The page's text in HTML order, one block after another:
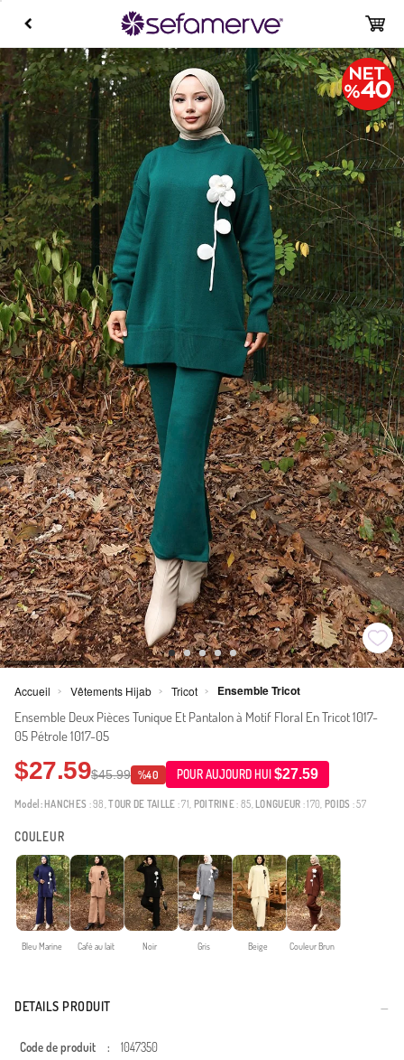
Accueil > Vêtements Hijab > Tricot > Ensemble Tricot
Ensemble Deux Pièces Tunique Et Pantalon à Motif Floral En Tricot 1017-
05 Pétrole 1017-05
$27.59$45.99 %40 POUR AUJOURD HUI $27.59
Model: HANCHES : 98,TOUR DE TAILLE : 71, POITRINE: 85, LONGUEUR : 170, POIDS : 57
COULEUR
Bleu Marine Café au lait Noir Gris Beige Couleur Brun
DETAILS PRODUIT
Code de produit :
1047350